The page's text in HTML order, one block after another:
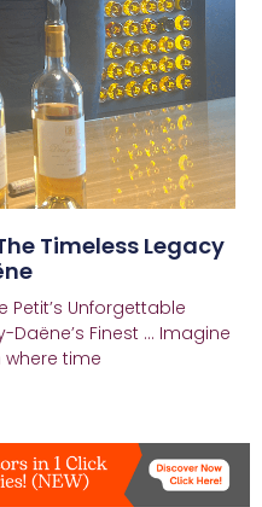
Timeless Legacy
Petit’s Unforgettable
Finest … Imagine
time